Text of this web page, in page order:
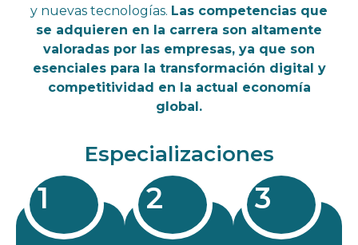
y nuevas tecnologías. Las competencias que
se adquieren en la carrera son altamente
valoradas por las empresas, ya que son
esenciales para la transformación digital y
competitividad en la actual economía
global.
Especializaciones
1 2 3